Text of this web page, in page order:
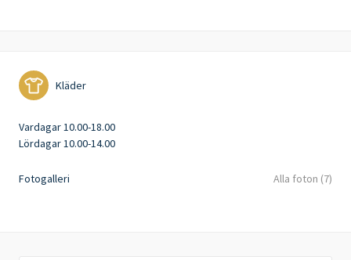
Kläder
Vardagar 10.00-18.00
Lördagar 10.00-14.00
Fotogalleri Alla foton (7)